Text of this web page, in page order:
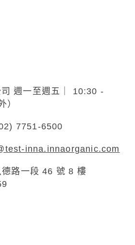
週一至週五｜ 10:30 -
）
7751-6500
inna.innaorganic.com
路一段 46 號 8 樓